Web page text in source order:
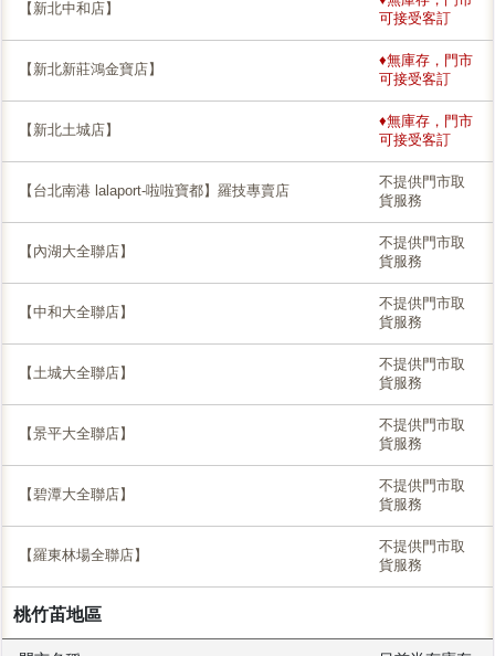
【新北中和店】
可接受客訂
【新北新莊鴻金寶店】
♦無庫存，門市
可接受客訂
【新北土城店】
♦無庫存，門市
可接受客訂
【台北南港 lalaport-啦啦寶都】羅技專賣店
不提供門市取
貨服務
【內湖大全聯店】
不提供門市取
貨服務
【中和大全聯店】
不提供門市取
貨服務
【土城大全聯店】
不提供門市取
貨服務
【景平大全聯店】
不提供門市取
貨服務
【碧潭大全聯店】
不提供門市取
貨服務
【羅東林場全聯店】
不提供門市取
貨服務
桃竹苖地區